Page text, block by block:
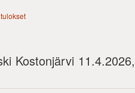
Kostonjärvi